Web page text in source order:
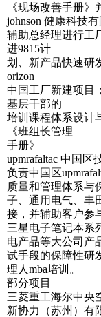
《现场改善手册》
johnson 健康科技
辅助总经理进行工
进9815计
划、新产品快速研
orizon
中国工厂新建项目
基层干部的
培训课程体系设计
《班组长管理
手册》
upmrafaltac 中国
负责中国区
质量和管理体系与
子、通用电气、丰
接，并辅助客户参
三星电子笔记本系
电产品等大公司产
试手段的保障性研
理人mba培训。
部分项目
三菱重工海尔中央
新协力（苏州）有